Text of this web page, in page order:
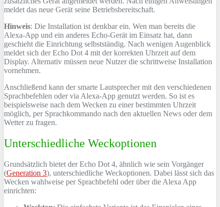
meldet das neue Gerät seine Betriebsbereitschaft.
Hinweis: Die Installation ist denkbar ein. Wen man bereits die
Alexa-App und ein anderes Echo-Gerät im Einsatz hat, dann
geschieht die Einrichtung selbstständig. Nach wenigen Augenblick
meldet sich der Echo Dot 4 mit der korrekten Uhrzeit auf dem
Display. Alternativ müssen neue Nutzer die schrittweise Installation
vornehmen.
Anschließend kann der smarte Lautsprecher mit den verschiedenen
Sprachbefehlen oder via Alexa-App genutzt werden. So ist es
beispielsweise nach dem Wecken zu einer bestimmten Uhrzeit
möglich, per Sprachkommando nach den aktuellen News oder dem
Wetter zu fragen.
Unterschiedliche Weckoptionen
Grundsätzlich bietet der Echo Dot 4, ähnlich wie sein Vorgänger
(Generation 3), unterschiedliche Weckoptionen. Dabei lässt sich das
Wecken wahlweise per Sprachbefehl oder über die Alexa App
einrichten: